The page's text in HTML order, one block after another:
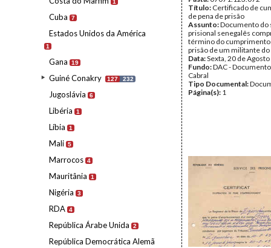
1
Cuba 7
Estados Unidos da América
1
Gana 19
Guiné Conakry 127 232
Jugoslávia 6
Libéria 1
Líbia 1
Mali 5
Marrocos 4
Mauritânia 1
Nigéria 3
RDA 4
República Árabe Unida 2
República Democrática Alemã
Título: Certificado de
de pena de prisão
Assunto:Documento do
prisional senegalês
término do cumprimento
prisão de um militante do
Data:Sexta, 20 de
Fundo:DAC -
Cabral
Tipo Documental:
Página(s): 1